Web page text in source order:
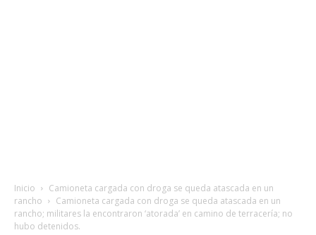
Inicio
Camioneta cargada con droga se queda atascada en un
rancho
Camioneta cargada con droga se queda atascada en un
rancho; militares la encontraron ‘atorada’ en camino de terracería; no
hubo detenidos.